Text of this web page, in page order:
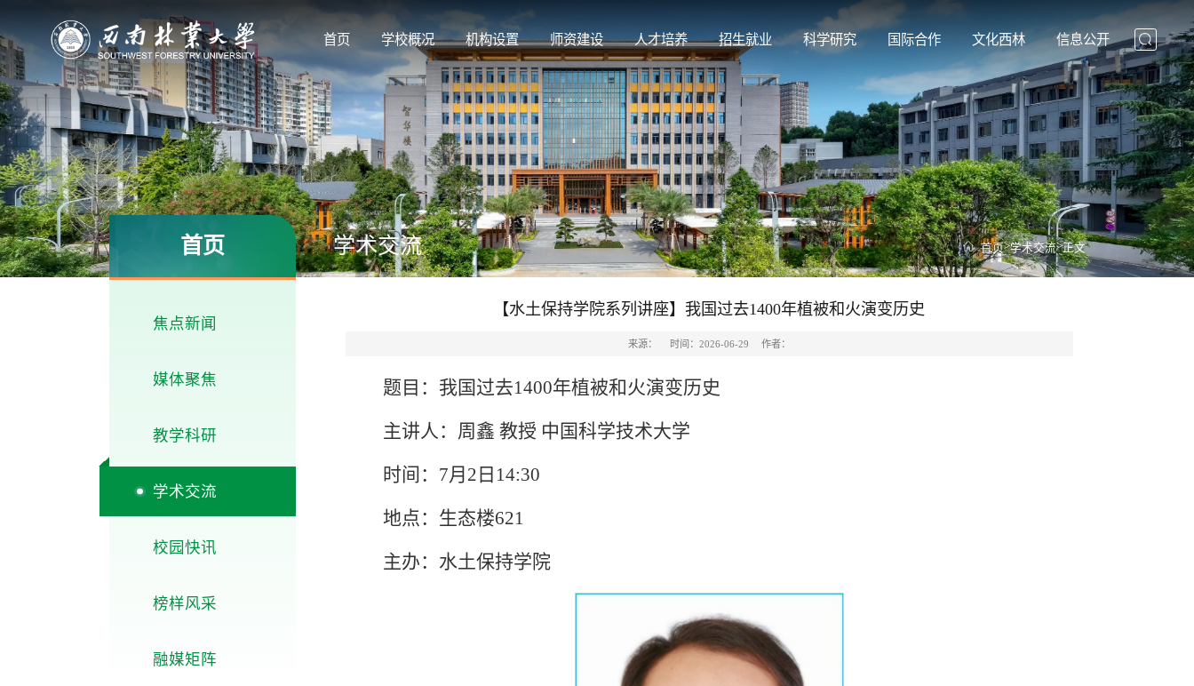
首页 学校概况 机构设置 师资建设 人才培养 招生就业 科学研究 国际合作 文化西林 信息公开
首页
焦点新闻
媒体聚焦
教学科研
学术交流
校园快讯
榜样风采
融媒矩阵
学术交流 首页>学术交流>正文
【水土保持学院系列讲座】我国过去1400年植被和火演变历史
来源： 时间：2026-06-29 作者：
题目：我国过去1400年植被和火演变历史
主讲人： 周鑫 教授 中国科学技术大学
时间：7月2日14:30
地点：生态楼621
主办：水土保持学院